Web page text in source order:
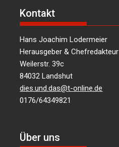
Kontakt
Hans Joachim Lodermeier
Herausgeber & Chefredakteur
Weilerstr. 39c
84032 Landshut
dies.und.das@t-online.de
0176/64349821
Über uns